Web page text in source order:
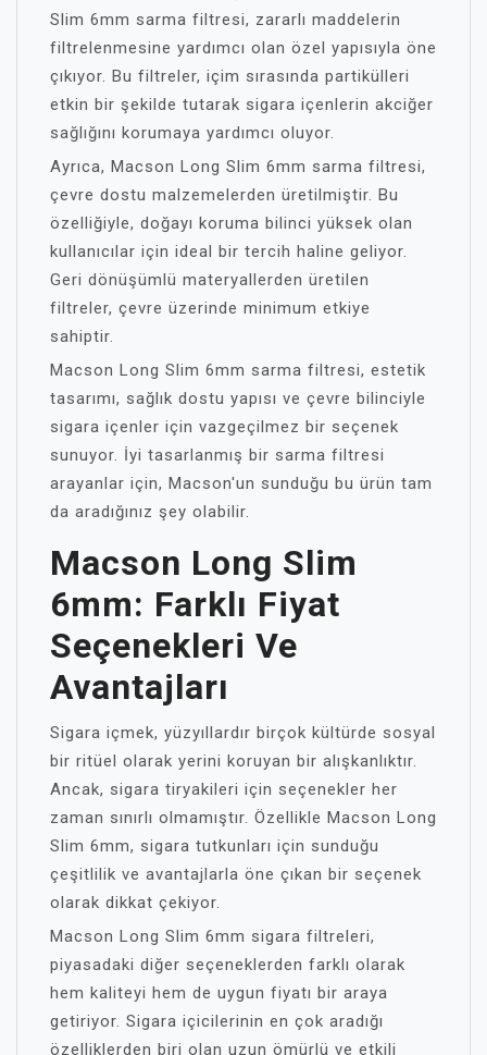
Slim 6mm sarma filtresi, zararlı maddelerin
filtrelenmesine yardımcı olan özel yapısıyla öne
çıkıyor. Bu filtreler, içim sırasında partikülleri
etkin bir şekilde tutarak sigara içenlerin akciğer
sağlığını korumaya yardımcı oluyor.
Ayrıca, Macson Long Slim 6mm sarma filtresi,
çevre dostu malzemelerden üretilmiştir. Bu
özelliğiyle, doğayı koruma bilinci yüksek olan
kullanıcılar için ideal bir tercih haline geliyor.
Geri dönüşümlü materyallerden üretilen
filtreler, çevre üzerinde minimum etkiye
sahiptir.
Macson Long Slim 6mm sarma filtresi, estetik
tasarımı, sağlık dostu yapısı ve çevre bilinciyle
sigara içenler için vazgeçilmez bir seçenek
sunuyor. İyi tasarlanmış bir sarma filtresi
arayanlar için, Macson'un sunduğu bu ürün tam
da aradığınız şey olabilir.
Macson Long Slim
6mm: Farklı Fiyat
Seçenekleri Ve
Avantajları
Sigara içmek, yüzyıllardır birçok kültürde sosyal
bir ritüel olarak yerini koruyan bir alışkanlıktır.
Ancak, sigara tiryakileri için seçenekler her
zaman sınırlı olmamıştır. Özellikle Macson Long
Slim 6mm, sigara tutkunları için sunduğu
çeşitlilik ve avantajlarla öne çıkan bir seçenek
olarak dikkat çekiyor.
Macson Long Slim 6mm sigara filtreleri,
piyasadaki diğer seçeneklerden farklı olarak
hem kaliteyi hem de uygun fiyatı bir araya
getiriyor. Sigara içicilerinin en çok aradığı
özelliklerden biri olan uzun ömürlü ve etkili